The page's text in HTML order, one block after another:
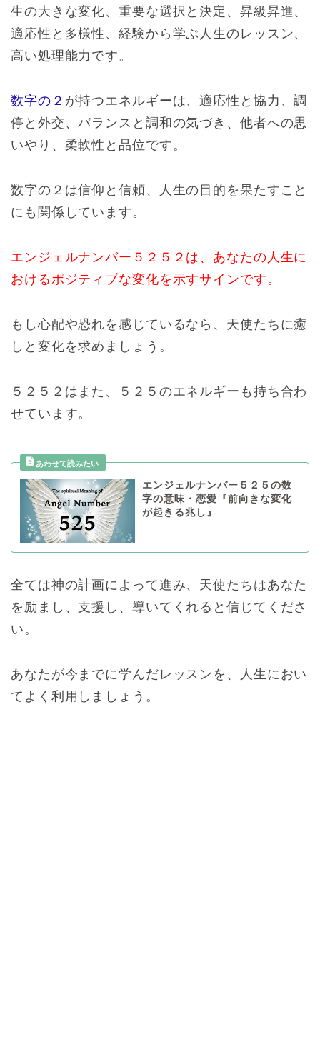
生の大きな変化、重要な選択と決定、昇級昇進、
適応性と多様性、経験から学ぶ人生のレッスン、
高い処理能力です。
数字の２ が持つエネルギーは、適応性と協力、調
停と外交、バランスと調和の気づき、他者への思
いやり、柔軟性と品位です。
数字の２は信仰と信頼、人生の目的を果たすこと
にも関係しています。
エンジェルナンバー５２５２は、あなたの人生に
おけるポジティブな変化を示すサインです。
もし心配や恐れを感じているなら、天使たちに癒
しと変化を求めましょう。
５２５２はまた、５２５のエネルギーも持ち合わ
せています。
エンジェルナンバー５２５の数
字の意味・恋愛『前向きな変化
が起きる兆し』
全ては神の計画によって進み、天使たちはあなた
を励まし、支援し、導いてくれると信じてくださ
い。
あなたが今までに学んだレッスンを、人生におい
てよく利用しましょう。